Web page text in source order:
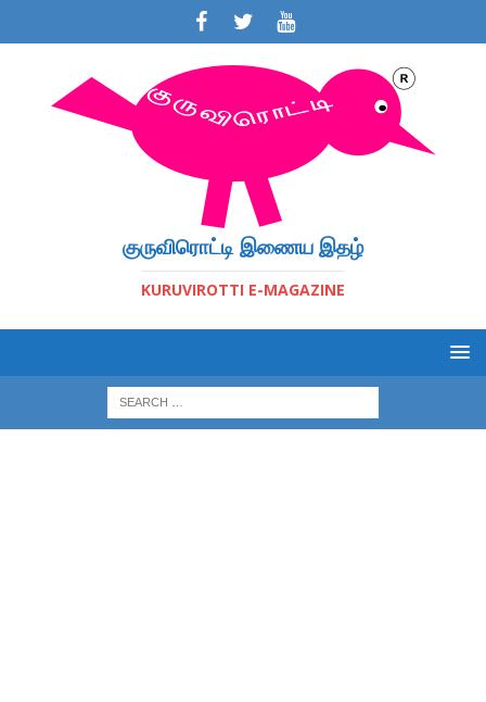
குருவிரொட்டி இணைய இதழ்
KURUVIROTTI E-MAGAZINE